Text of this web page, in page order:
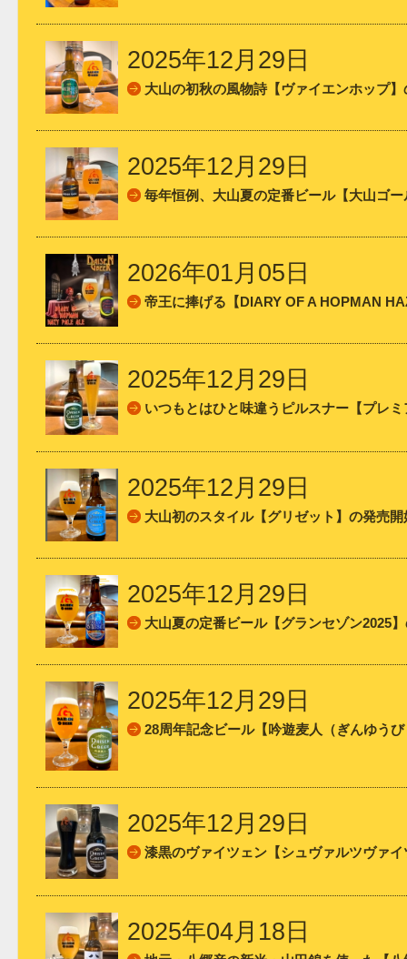
2025年12月29日
大山の初秋の風物詩【ヴァイエンホップ
2025年12月29日
毎年恒例、大山夏の定番ビール【大山ゴ
2026年01月05日
帝王に捧げる【DIARY OF A HOPMAN
2025年12月29日
いつもとはひと味違うピルスナー【プレ
2025年12月29日
大山初のスタイル【グリゼット】の発売
2025年12月29日
大山夏の定番ビール【グランセゾン2025
2025年12月29日
28周年記念ビール【吟遊麦人（ぎんゆう
2025年12月29日
漆黒のヴァイツェン【シュヴァルツヴァ
2025年04月18日